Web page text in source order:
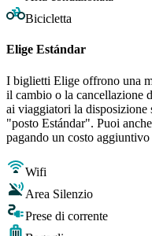
Bicicletta
Elige Estándar
I biglietti Elige offrono una
il cambio o la cancellazione
ai viaggiatori la disposizione
"posto Estándar". Puoi
pagando un costo aggiuntivo
Wifi
Area Silenzio
Prese di corrente